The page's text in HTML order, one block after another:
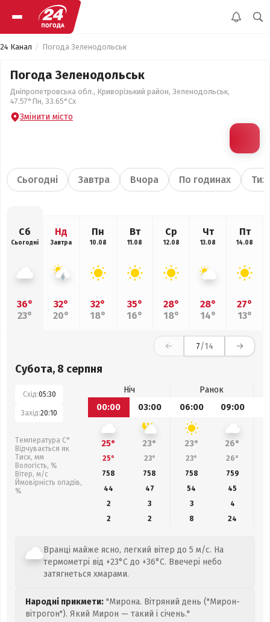
24 Канал Погода Зеленодольськ
Погода Зеленодольськ
Дніпропетровська обл., Криворізький район, Зеленодольськ,
47.57°Пн, 33.65°Сх
Змінити місто
Сьогодні Завтра Вчора По годинах
Сб
Сьогодні
36°
23°
Нд
Завтра
32°
20°
Пн
10.08
32°
18°
Вт
11.08
35°
16°
Ср
12.08
28°
18°
Чт
13.08
28°
14°
Пт
14.08
27°
13°
7/14
Субота, 8 серпня
Схід:05:30
Захід:20:10
Температура С°
Відчувається як
Тиск, мм
Вологість, %
Вітер, м/с
Ймовірність опадів,
%
Ніч
Ранок
00:00
03:00 06:00 09:00
25° 23° 23° 26°
25° 23° 23° 26°
758
758 758 759
44
47 54
45
2
3 3
4
2
2 8 24
Вранці майже ясно, легкий вітер до 5 м/с. На
термометрі від +23°C до +36°C. Ввечері небо
затягнеться хмарами.
Народні прикмети: "Мирона. Вітряний день ("Мирон-
вітрогон"). Який Мирон — такий і січень."